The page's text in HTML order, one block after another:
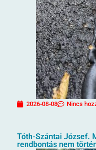
2026-08-08 Nincs
Tóth-Szántai József.
rendbontás nem